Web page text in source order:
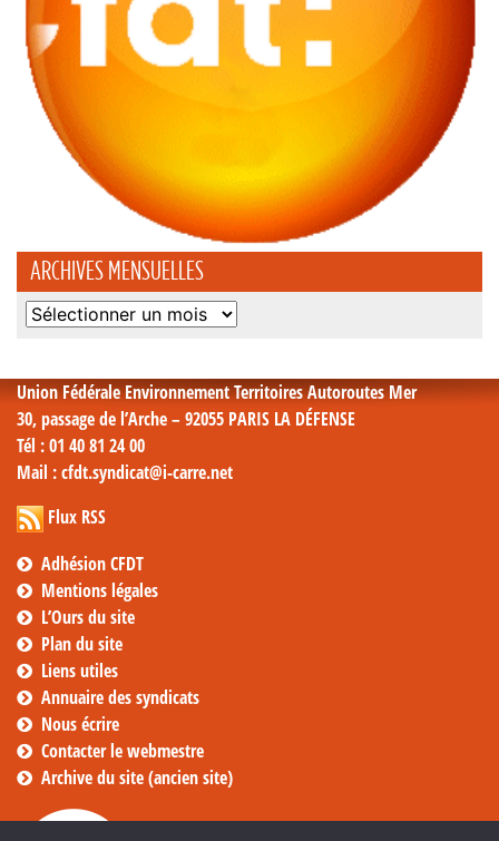
ARCHIVES MENSUELLES
Archives
Union Fédérale Environnement Territoires Autoroutes Mer
30, passage de l’Arche – 92055 PARIS LA DÉFENSE
Tél : 01 40 81 24 00
Mail : cfdt.syndicat@i-carre.net
Flux RSS
Adhésion CFDT
Mentions légales
L’Ours du site
Plan du site
Liens utiles
Annuaire des syndicats
Nous écrire
Contacter le webmestre
Archive du site (ancien site)